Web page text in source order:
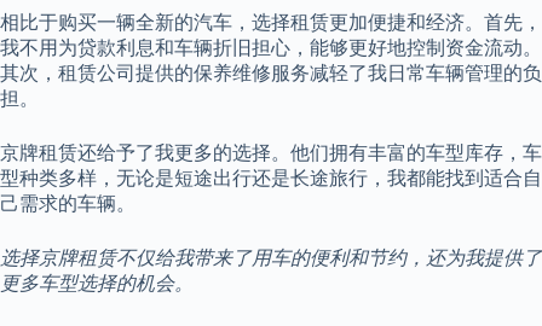
相比于购买一辆全新的汽车，选择租赁更加便捷和经济。首先，
我不用为贷款利息和车辆折旧担心，能够更好地控制资金流动。
其次，租赁公司提供的保养维修服务减轻了我日常车辆管理的负
担。
京牌租赁还给予了我更多的选择。他们拥有丰富的车型库存，车
型种类多样，无论是短途出行还是长途旅行，我都能找到适合自
己需求的车辆。
选择京牌租赁不仅给我带来了用车的便利和节约，还为我提供了
更多车型选择的机会。